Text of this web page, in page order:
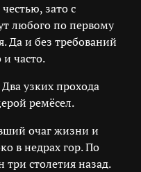
зато с
любого по первому
Да и без требований
часто.
узких прохода
ремёсел.
очаг жизни и
в недрах гор. По
три столетия назад.